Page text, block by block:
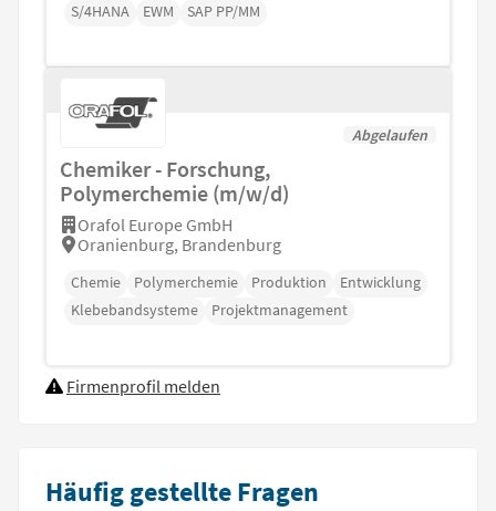
S/4HANA
EWM SAP PP/MM
Abgelaufen
Chemiker - Forschung,
Polymerchemie (m/w/d)
Orafol Europe GmbH
Oranienburg, Brandenburg
Chemie Polymerchemie Produktion
Entwicklung
Klebebandsysteme
Projektmanagement
Firmenprofil melden
Häufig gestellte Fragen